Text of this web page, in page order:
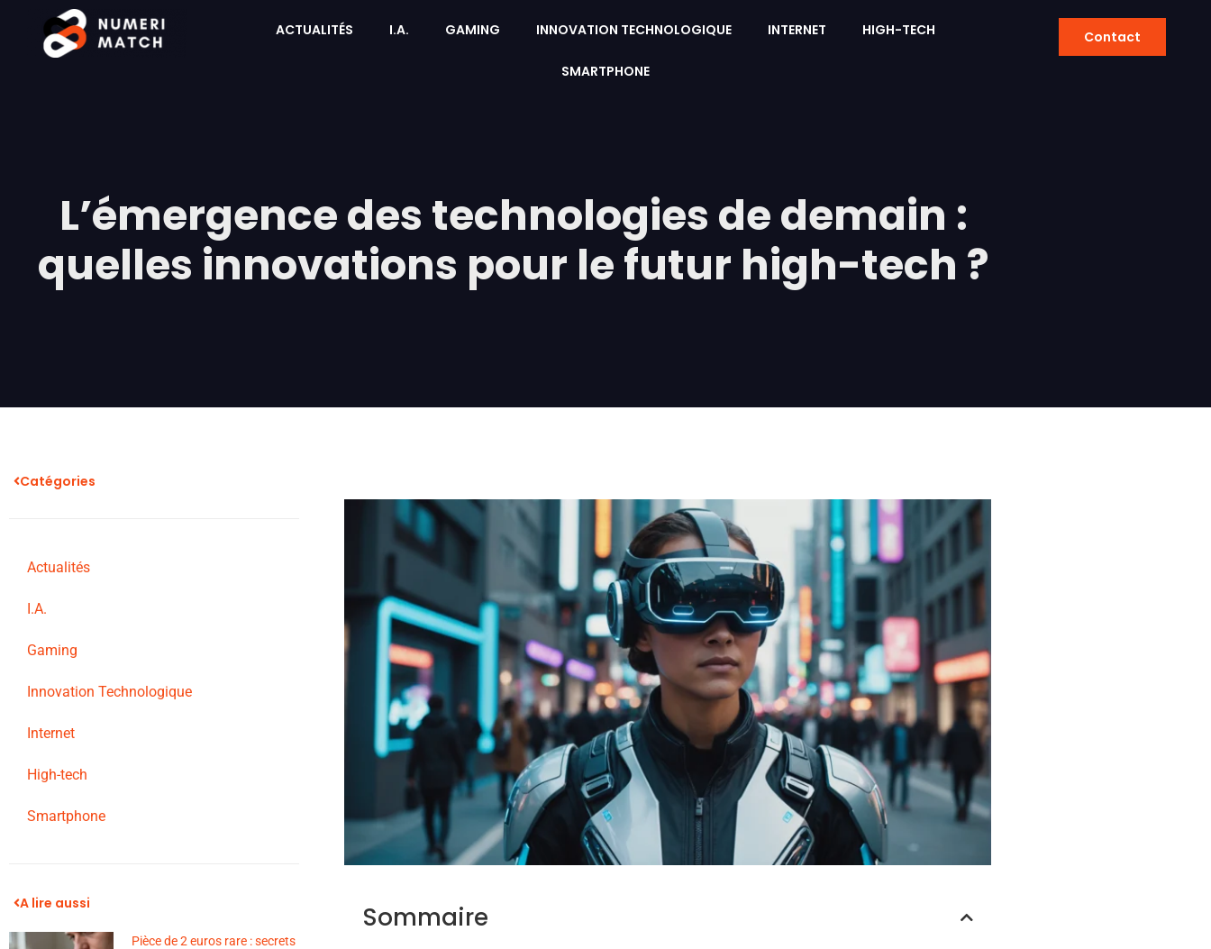
ACTUALITÉS I.A. GAMING INNOVATION TECHNOLOGIQUE INTERNET HIGH-TECH
SMARTPHONE
Contact
L’émergence des technologies de demain :
quelles innovations pour le futur high-tech ?
Catégories
Actualités
I.A.
Gaming
Innovation Technologique
Internet
High-tech
Smartphone
A lire aussi
Pièce de 2 euros rare : secrets
Sommaire